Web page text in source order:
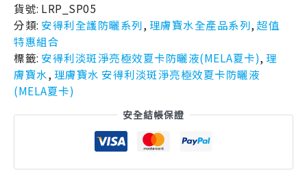
貨號: LRP_SP05
分類: 安得利全護防曬系列, 理膚寶水全產品系列, 超值
特惠組合
標籤: 安得利淡斑淨亮極效夏卡防曬液(MELA夏卡), 理
膚寶水, 理膚寶水 安得利淡斑淨亮極效夏卡防曬液
(MELA夏卡)
安全結帳保證